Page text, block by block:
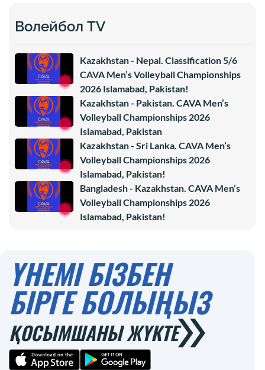
Волейбол TV
Kazakhstan - Nepal. Classification 5/6
CAVA Men’s Volleyball Championships
2026 Islamabad, Pakistan!
Kazakhstan - Pakistan. CAVA Men’s
Volleyball Championships 2026
Islamabad, Pakistan
Kazakhstan - Sri Lanka. CAVA Men’s
Volleyball Championships 2026
Islamabad, Pakistan!
Bangladesh - Kazakhstan. CAVA Men’s
Volleyball Championships 2026
Islamabad, Pakistan!
ҮНЕМІ БІЗБЕН
БІРГЕ БОЛЫҢЫЗ
ҚОСЫМШАНЫ ЖҮКТЕ